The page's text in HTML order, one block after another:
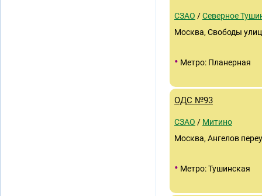
СЗАО /Северное
Москва, Свободы
• Метро: Планерная
ОДС №93
СЗАО / Митино
Москва, Ангелов
• Метро: Тушинская